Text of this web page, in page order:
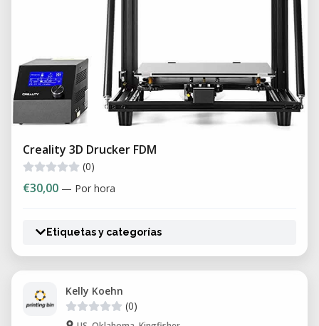
Creality 3D Drucker FDM
(0)
€30,00 — Por hora
Etiquetas y categorías
Kelly Koehn
(0)